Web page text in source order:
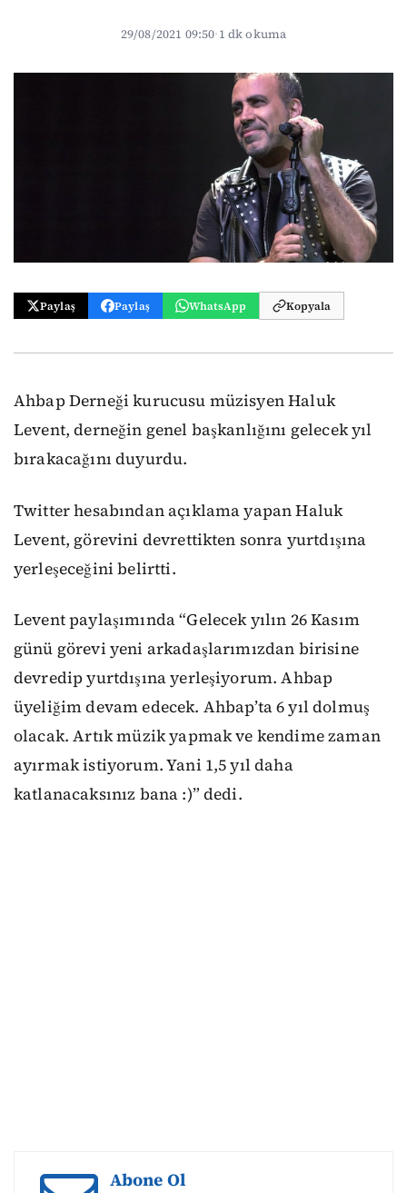
29/08/2021 09:50·1 dk okuma
Paylaş Paylaş WhatsApp Kopyala
Ahbap Derneği kurucusu müzisyen Haluk
Levent, derneğin genel başkanlığını gelecek yıl
bırakacağını duyurdu.
Twitter hesabından açıklama yapan Haluk
Levent, görevini devrettikten sonra yurtdışına
yerleşeceğini belirtti.
Levent paylaşımında “Gelecek yılın 26 Kasım
günü görevi yeni arkadaşlarımızdan birisine
devredip yurtdışına yerleşiyorum. Ahbap
üyeliğim devam edecek. Ahbap’ta 6 yıl dolmuş
olacak. Artık müzik yapmak ve kendime zaman
ayırmak istiyorum. Yani 1,5 yıl daha
katlanacaksınız bana :)” dedi.
Abone Ol